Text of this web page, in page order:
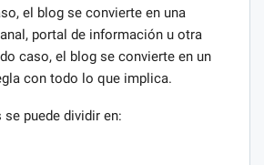
el blog se convierte en una
portal de información u otra
caso, el blog se convierte en un
con todo lo que implica.
puede dividir en: